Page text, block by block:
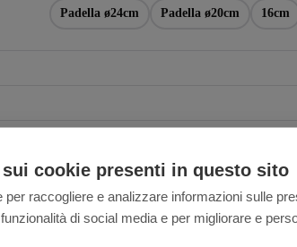
Padella ø24cm Padella ø20cm 16cm
cookie presenti in questo sito
per raccogliere e analizzare informazioni sulle
di social media e per migliorare e